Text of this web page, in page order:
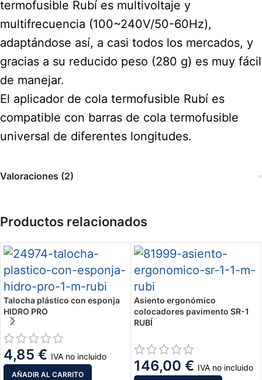
termofusible Rubí es multivoltaje y
multifrecuencia (100~240V/50-60Hz),
adaptándose así, a casi todos los mercados, y
gracias a su reducido peso (280 g) es muy fácil
de manejar.
El aplicador de cola termofusible Rubí es
compatible con barras de cola termofusible
universal de diferentes longitudes.
Valoraciones (2)
Productos relacionados
Talocha plástico con esponja
HIDRO PRO
4,85 € IVA no incluido
AÑADIR AL CARRITO
Asiento ergonómico
colocadores pavimento SR-1
RUBÍ
146,00 € IVA no incluido